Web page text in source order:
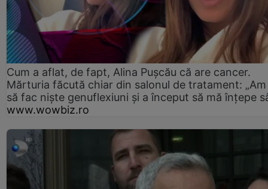
Cum a aflat, de fapt, Alina Pușcău că are cancer.
Mărturia făcută chiar din salonul de tratament:
să fac niște genuflexiuni și a început să mă înțepe
www.wowbiz.ro